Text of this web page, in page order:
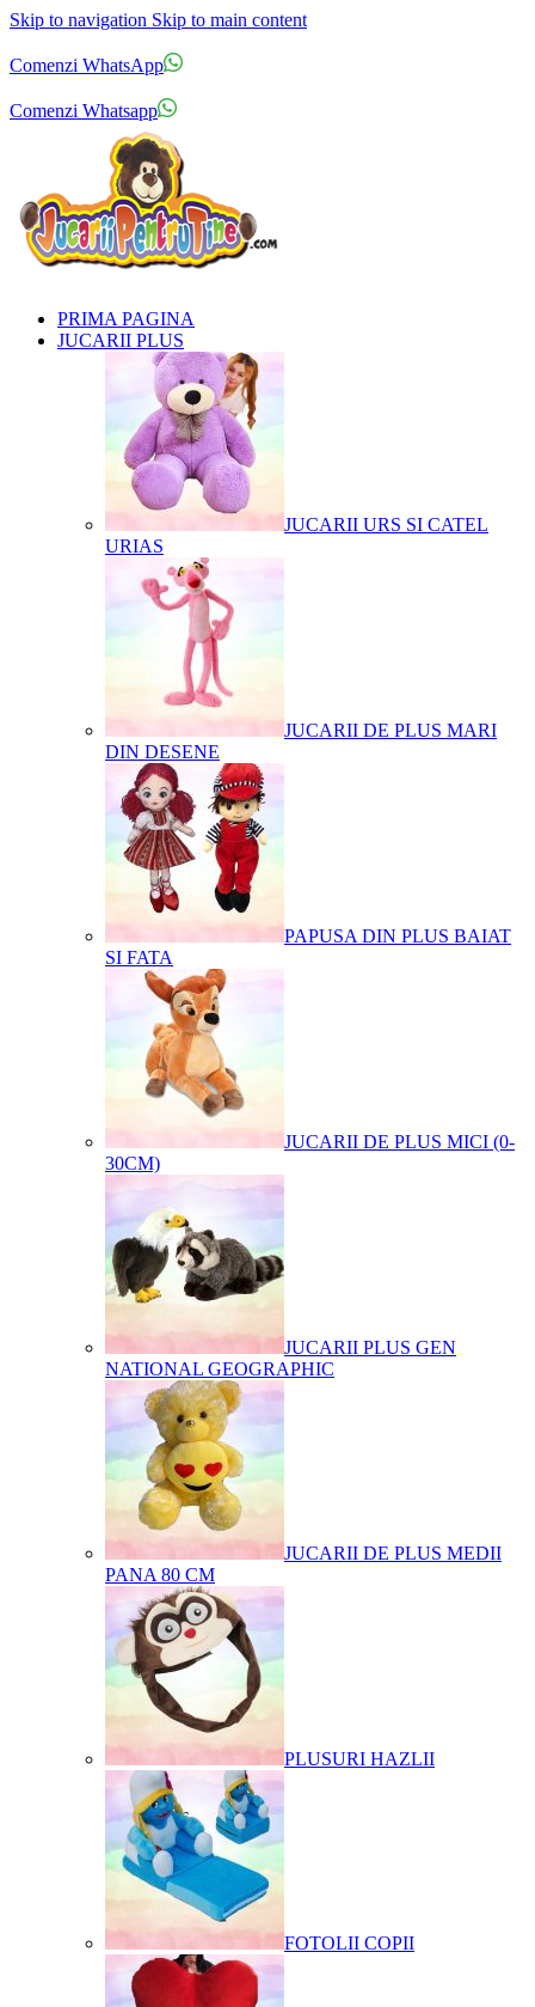
Skip to navigation Skip to main content
Comenzi WhatsApp
Comenzi Whatsapp
PRIMA PAGINA
JUCARII PLUS
JUCARII URS SI CATEL
URIAS
JUCARII DE PLUS MARI
DIN DESENE
PAPUSA DIN PLUS BAIAT
SI FATA
JUCARII DE PLUS MICI (0-
30CM)
JUCARII PLUS GEN
NATIONAL GEOGRAPHIC
JUCARII DE PLUS MEDII
PANA 80 CM
PLUSURI HAZLII
FOTOLII COPII